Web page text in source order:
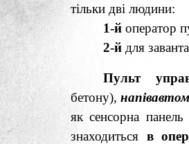
тільки дві людини:
1-й оператор
2-й для
Пульт
бетону),
як сенсорна
знаходиться в